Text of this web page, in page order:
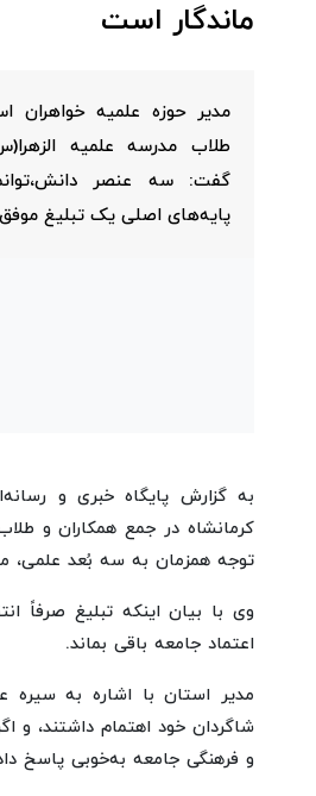
ماندگار است
مدیر حوزه علمیه خواهران
طلاب مدرسه علمیه
گفت: سه عنصر
پایه‌های اصلی یک تبلیغ
به گزارش پایگاه خبری و
کرمانشاه در جمع همکاران و
توجه همزمان به سه بُعد علمی،
وی با بیان اینکه تبلیغ صرفاً
اعتماد جامعه باقی بماند.
مدیر استان با اشاره به
شاگردان خود اهتمام داشتند، و
و فرهنگی جامعه به‌خوبی پاسخ